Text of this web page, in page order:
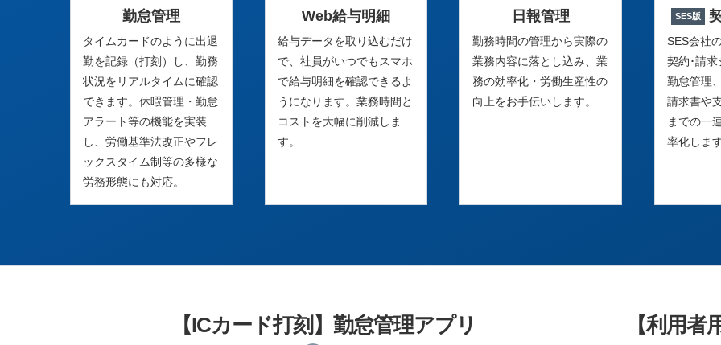
勤怠管理
タイムカードのように出退
勤を記録（打刻）し、勤務
状況をリアルタイムに確認
できます。休暇管理・勤怠
アラート等の機能を実装
し、労働基準法改正やフレ
ックスタイム制等の多様な
労務形態にも対応。
Web給与明細
給与データを取り込むだけ
で、社員がいつでもスマホ
で給与明細を確認できるよ
うになります。業務時間と
コストを大幅に削減しま
す。
日報管理
勤務時間の管理から実際の
業務内容に落とし込み、業
務の効率化・労働生産性の
向上をお手伝いします。
SES版
SES会社
契約･請求
勤怠管理
請求書や
までの一
率化します
【ICカード打刻】勤怠管理アプリ 【利用者